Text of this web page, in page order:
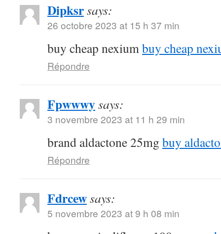
Dipksrsays:
26 octobre 2023 at 15 h 37 min
buy cheap nexiumbuy cheap
Répondre
Fpwwwysays:
3 novembre 2023 at 11 h 29 min
brand aldactone 25mg buy
Répondre
Fdrcewsays:
5 novembre 2023 at 9 h 08 min